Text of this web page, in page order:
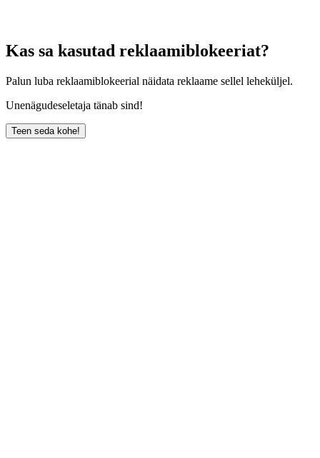
Kas sa kasutad reklaamiblokeeriat?
Palun luba reklaamiblokeerial näidata reklaame sellel leheküljel.
Unenägudeseletaja tänab sind!
Teen seda kohe!